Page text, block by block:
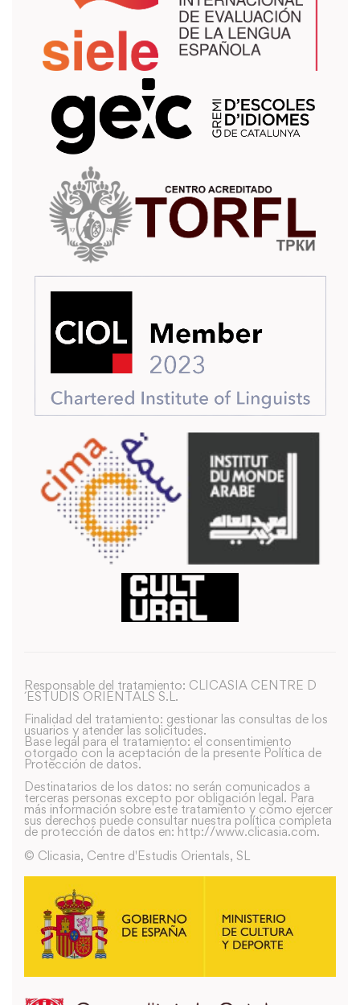
Responsable del tratamiento: CLICASIA CENTRE D
´ESTUDIS ORIENTALS S.L.
Finalidad del tratamiento: gestionar las consultas de los
usuarios y atender las solicitudes.
Base legal para el tratamiento: el consentimiento
otorgado con la aceptación de la presente Política de
Protección de datos.
Destinatarios de los datos: no serán comunicados a
terceras personas excepto por obligación legal. Para
más información sobre este tratamiento y como ejercer
sus derechos puede consultar nuestra política completa
de protección de datos en: http://www.clicasia.com.
© Clicasia, Centre d'Estudis Orientals, SL